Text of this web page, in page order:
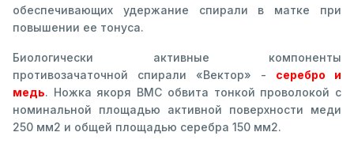
обеспечивающих удержание спирали в матке при
повышении ее тонуса.
Биологически активные компоненты
противозачаточной спирали «Вектор» - серебро и
медь. Ножка якоря ВМС обвита тонкой проволокой с
номинальной площадью активной поверхности меди
250 мм2 и общей площадью серебра 150 мм2.